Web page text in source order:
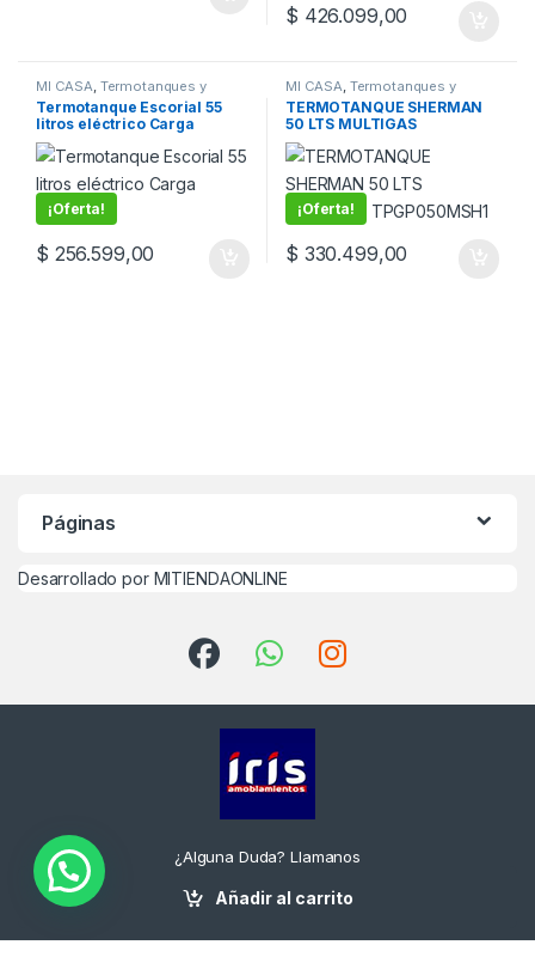
Añadir al carrito
$ 426.099,00
MI CASA Termotanques y
calefones
Termotanque Escorial 55
litros eléctrico Carga
inferior
¡Oferta!
$ 256.599,00
MI CASA Termotanques y
calefones
TERMOTANQUE SHERMAN
50 LTS MULTIGAS
TPGP050MSH1
¡Oferta!
$ 330.499,00
Páginas
Desarrollado por MITIENDAONLINE
¿Alguna Duda? Llamanos
(+54) 2095-9857 /